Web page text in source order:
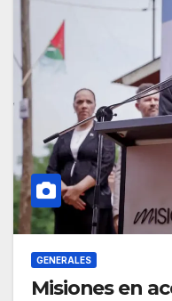
GENERALES
Misiones en